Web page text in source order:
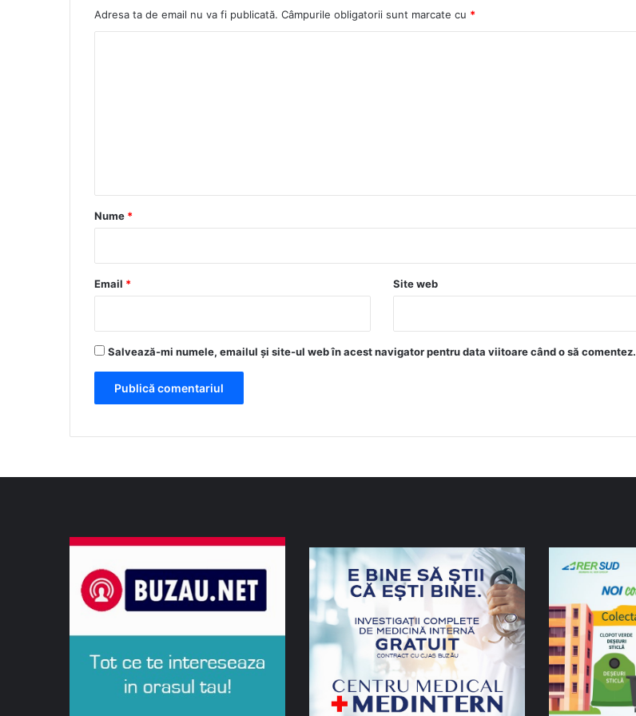
Adresa ta de email nu va fi publicată. Câmpurile obligatorii sunt marcate cu *
r
*
Nume *
Email * Site web
Salvează-mi numele, emailul și site-ul web în acest navigator pentru data viitoare când o să comentez.